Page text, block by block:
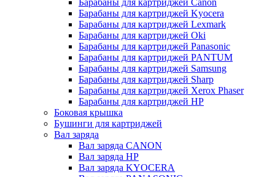
Барабаны для картриджей Kyocera
Барабаны для картриджей Lexmark
Барабаны для картриджей Oki
Барабаны для картриджей Panasonic
Барабаны для картриджей PANTUM
Барабаны для картриджей Samsung
Барабаны для картриджей Sharp
Барабаны для картриджей Xerox Phaser
Барабаны для картриджей НР
Боковая крышка
Бушинги для картриджей
Вал заряда
Вал заряда CANON
Вал заряда HP
Вал заряда KYOCERA